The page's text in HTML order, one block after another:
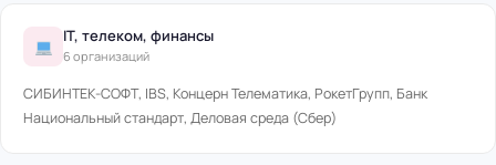
IT, телеком, финансы
6 организаций
СИБИНТЕК-СОФТ, IBS, Концерн Телематика, РокетГрупп, Банк
Национальный стандарт, Деловая среда (Сбер)